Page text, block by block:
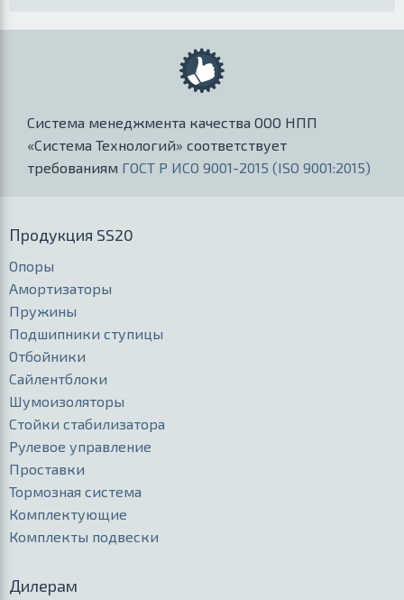
Система менеджмента качества ООО НПП
«Система Технологий» соответствует
требованиям ГОСТ Р ИСО 9001-2015 (ISO 9001:2015)
Продукция SS20
Опоры
Амортизаторы
Пружины
Подшипники ступицы
Отбойники
Сайлентблоки
Шумоизоляторы
Стойки стабилизатора
Рулевое управление
Проставки
Тормозная система
Комплектующие
Комплекты подвески
Дилерам